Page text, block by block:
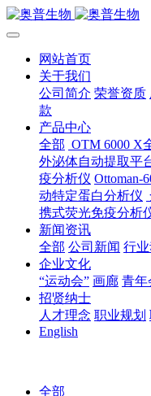
网站首页
关于我们
公司简介 荣誉资质
款
产品中心
全部 OTM 6000 X
外泌体自动提取平
疫分析仪 Ottoman-
动特定蛋白分析仪
携式荧光免疫分析
新闻资讯
全部 公司新闻 行
企业文化
“运动会” 画廊 青年
招贤纳士
人才理念 职业规划
English
全部